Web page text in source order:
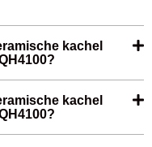
kachel
kachel